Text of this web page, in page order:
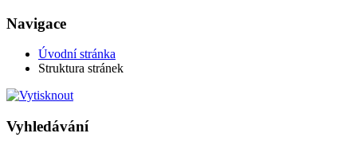
Navigace
Úvodní stránka
Struktura stránek
Vyhledávání